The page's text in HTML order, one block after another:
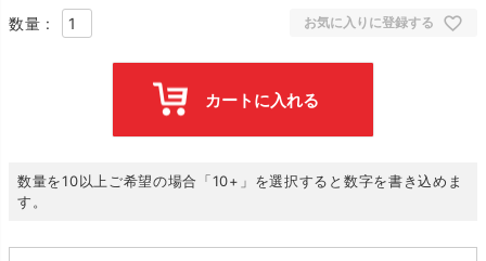
お気に入りに登録する
カートに入れる
数量を10以上ご希望の場合「10+」を選択すると数字を書き込めま
す。